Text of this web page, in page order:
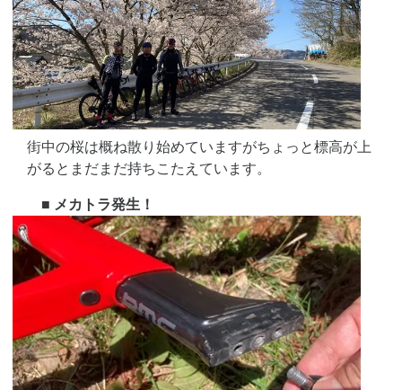
街中の桜は概ね散り始めていますがちょっと標高が上
がるとまだまだ持ちこたえています。
■ メカトラ発生！